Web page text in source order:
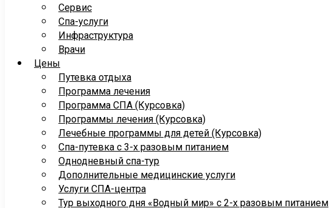
Сервис
Спа-услуги
Инфраструктура
Врачи
Цены
Путевка отдыха
Программа лечения
Программа СПА (Курсовка)
Программы лечения (Курсовка)
Лечебные программы для детей (Курсовка)
Спа-путевка с 3-х разовым питанием
Однодневный спа-тур
Дополнительные медицинские услуги
Услуги СПА-центра
Тур выходного дня «Водный мир» с 2-х разовым питанием